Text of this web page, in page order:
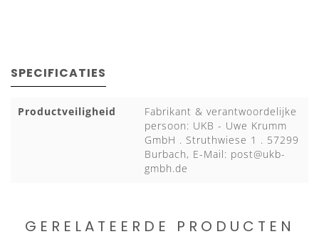
SPECIFICATIES
Productveiligheid
Fabrikant & verantwoordelijke
persoon: UKB - Uwe Krumm
GmbH . Struthwiese 1 . 57299
Burbach, E-Mail: post@ukb-
gmbh.de
GERELATEERDE PRODUCTEN